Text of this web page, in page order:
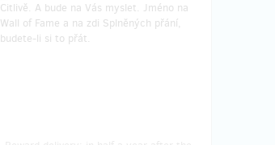
Citlivě. A bude na Vás myslet. Jméno na
Wall of Fame a na zdi Splněných přání,
budete-li si to přát.